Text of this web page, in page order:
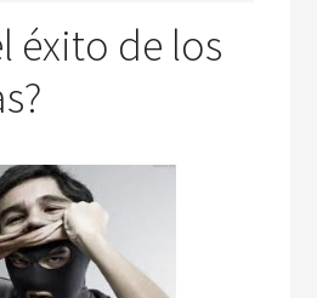
éxito de los